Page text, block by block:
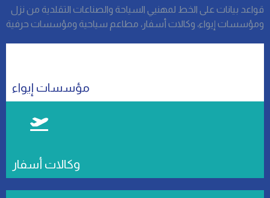
قواعد بيانات على الخط لمهنيي السياحة والصناعات التقلدية من نزل
ومؤسسات إيواء، وكالات أسفار، مطاعم سياحية ومؤسسات حرفية
مؤسسات إيواء
وكالات أسفار